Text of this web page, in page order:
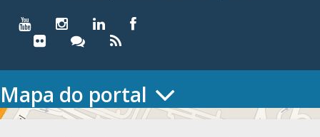
Mapa do portal
HOME